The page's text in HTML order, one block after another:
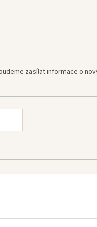
zasílat informace o